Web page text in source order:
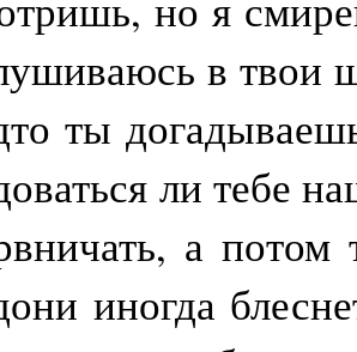
в твои
ты
ли тебе
а
иногда